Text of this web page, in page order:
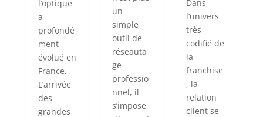
l’optique
a
profondé
ment
évolué en
France.
L’arrivée
des
grandes
un
simple
outil de
réseauta
ge
professio
nnel, il
s’impose
Dans
l’univers
très
codifié de
la
franchise
, la
relation
client se